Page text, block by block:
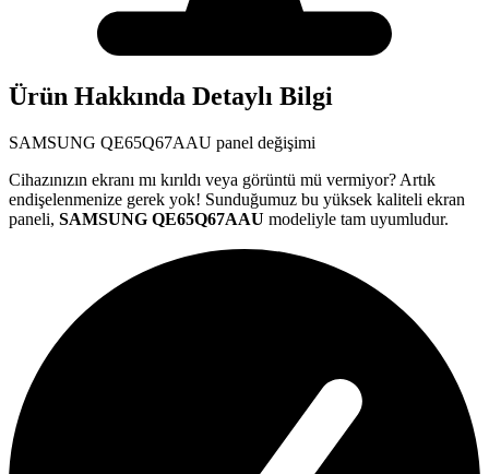
Ürün Hakkında Detaylı Bilgi
SAMSUNG QE65Q67AAU panel değişimi
Cihazınızın ekranı mı kırıldı veya görüntü mü vermiyor? Artık
endişelenmenize gerek yok! Sunduğumuz bu yüksek kaliteli ekran
paneli, SAMSUNG QE65Q67AAU modeliyle tam uyumludur.